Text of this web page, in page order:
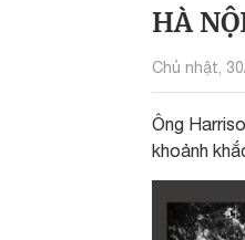
HÀ
Chủ nhật,
Ông
khoảnh